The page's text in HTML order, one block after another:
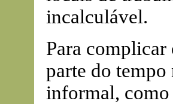
incalculável.
Para complicar
parte do
informal, como